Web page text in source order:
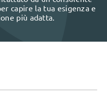
capire la tua esigenza e
più adatta.